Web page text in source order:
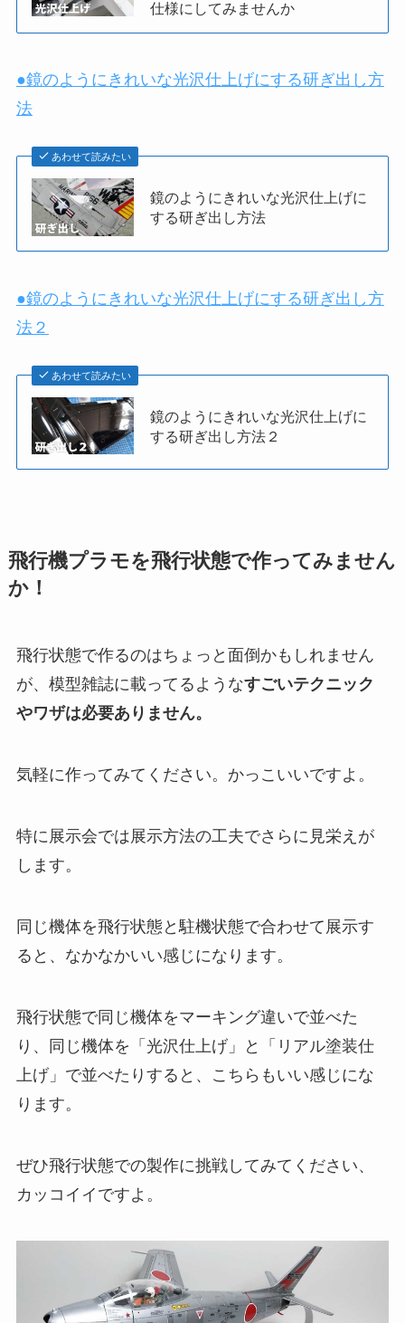
仕様にしてみませんか
●鏡のようにきれいな光沢仕上げにする研ぎ出し方
法
あわせて読みたい
鏡のようにきれいな光沢仕上げに
する研ぎ出し方法
●鏡のようにきれいな光沢仕上げにする研ぎ出し方
法２
あわせて読みたい
鏡のようにきれいな光沢仕上げに
する研ぎ出し方法２
飛行機プラモを飛行状態で作ってみません
か！
飛行状態で作るのはちょっと面倒かもしれません
が、 模型雑誌に載ってるようなすごいテクニック
やワザは必要ありません。
気軽に作ってみてください。かっこいいですよ。
特に展示会では展示方法の工夫でさらに見栄えが
します。
同じ機体を飛行状態と駐機状態で合わせて展示す
ると、なかなかいい感じになります。
飛行状態で同じ機体をマーキング違いで並べた
り、同じ機体を「光沢仕上げ」と「リアル塗装仕
上げ」で並べたりすると、こちらもいい感じにな
ります。
ぜひ飛行状態での製作に挑戦してみてください、
カッコイイですよ。